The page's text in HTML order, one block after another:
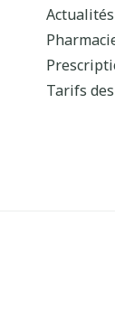
Tarifs